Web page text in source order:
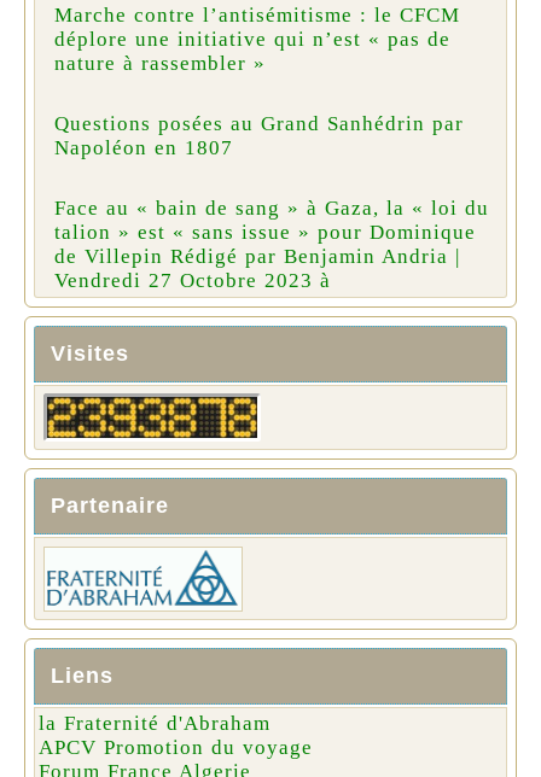
Marche contre l’antisémitisme : le CFCM
déplore une initiative qui n’est « pas de
nature à rassembler »
Questions posées au Grand Sanhédrin par
Napoléon en 1807
Face au « bain de sang » à Gaza, la « loi du
talion » est « sans issue » pour Dominique
de Villepin Rédigé par Benjamin Andria |
Vendredi 27 Octobre 2023 à
Visites
Partenaire
Liens
la Fraternité d'Abraham
APCV Promotion du voyage
Forum France Algerie